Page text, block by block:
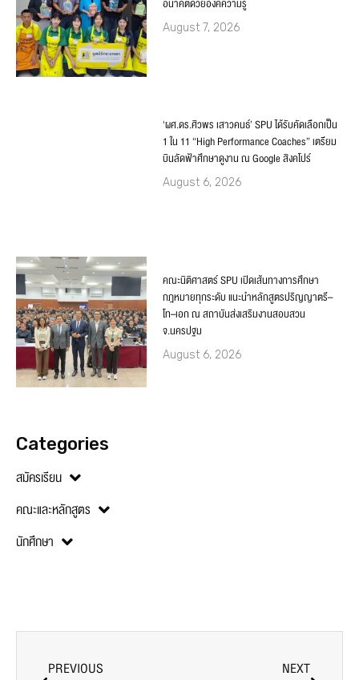
อนาคตด้วยองค์ความรู้
August 7, 2026
‘ผศ.ดร.ศิวพร เสาวคนธ์’ SPU ได้รับคัดเลือกเป็น
1 ใน 11 “High Performance Coaches” เตรียม
บินลัดฟ้าศึกษาดูงาน ณ Google สิงคโปร์
August 6, 2026
คณะนิติศาสตร์ SPU เปิดเส้นทางการศึกษา
กฎหมายทุกระดับ แนะนำหลักสูตรปริญญาตรี–
โท–เอก ณ สถาบันส่งเสริมงานสอบสวน
จ.นครปฐม
August 6, 2026
Categories
สมัครเรียน
คณะและหลักสูตร
นักศึกษา
PREVIOUS
NEXT